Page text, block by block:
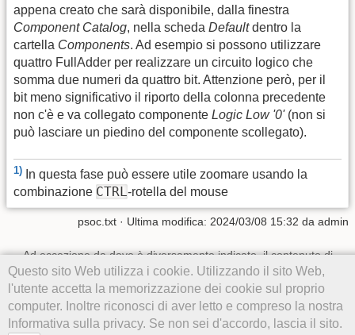
appena creato che sarà disponibile, dalla finestra
Component Catalog, nella scheda Defaultdentro la
cartella Components. Ad esempio si possono utilizzare
quattro FullAdder per realizzare un circuito logico che
somma due numeri da quattro bit. Attenzione però, per il
bit meno significativo il riporto della colonna precedente
non c'è e va collegato componente Logic Low '0'(non si
può lasciare un piedino del componente scollegato).
1) In questa fase può essere utile zoomare usando la
combinazione CTRL-rotella del mouse
Questo sito Web utilizza i cookie. Utilizzando il sito Web,
l'utente accetta la memorizzazione dei cookie sul proprio
computer. Inoltre riconosci di aver letto e compreso la nostra
Informativa sulla privacy. Se non sei d'accordo, lascia il sito.
psoc.txt · Ultima modifica: 2024/03/08 15:32 da admin
Ad eccezione da dove è diversamente indicato, il contenuto di
questo wiki è soggetto alla seguente licenza:
CC Attribution-
Noncommercial-Share Alike 4.0 International